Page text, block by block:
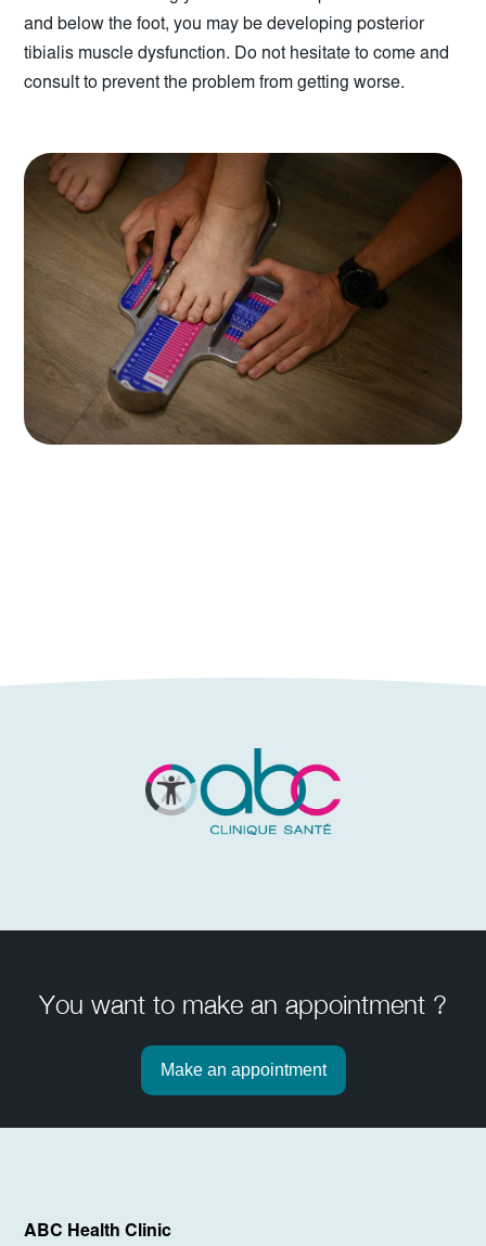
and below the foot, you may be developing posterior
tibialis muscle dysfunction. Do not hesitate to come and
consult to prevent the problem from getting worse.
You want to make an appointment ?
Make an appointment
ABC Health Clinic